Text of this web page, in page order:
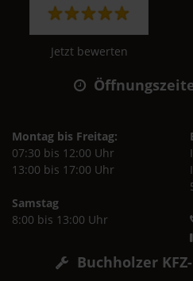
Jetzt bewerten
Montag bis Freitag:
07:30 bis 12:00 Uhr
13:00 bis 17:00 Uhr
Samstag
8:00 bis 13:00 Uhr
Buchholzer